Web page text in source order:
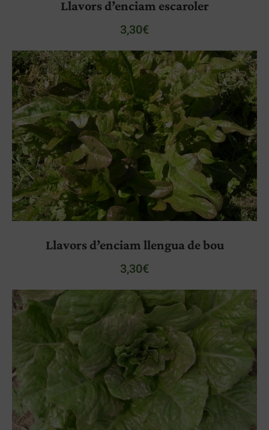
Llavors d’enciam escaroler
3,30€
Llavors d’enciam llengua de bou
3,30€